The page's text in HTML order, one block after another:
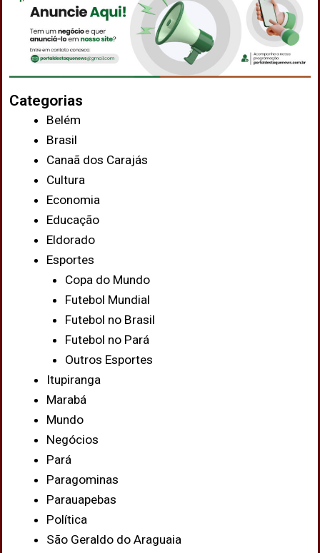
Categorias
Belém
Brasil
Canaã dos Carajás
Cultura
Economia
Educação
Eldorado
Esportes
Copa do Mundo
Futebol Mundial
Futebol no Brasil
Futebol no Pará
Outros Esportes
Itupiranga
Marabá
Mundo
Negócios
Pará
Paragominas
Parauapebas
Política
São Geraldo do Araguaia